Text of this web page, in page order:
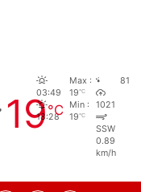
19°C
03:49
18:28
Max :
19°C
Min :
19°C
81
1021
SSW
0.89
km/h